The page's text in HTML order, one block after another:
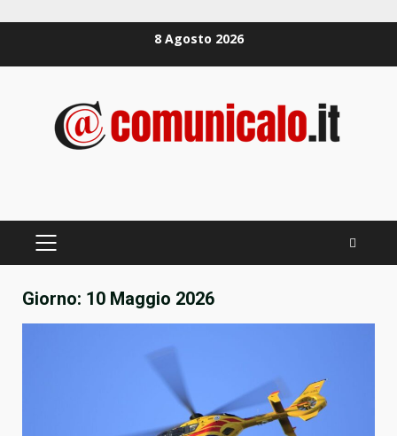
8 Agosto 2026
PRIMÄRES
Giorno: 10 Maggio 2026